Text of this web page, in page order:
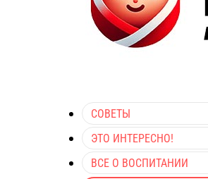
СОВЕТЫ
ЭТО ИНТЕРЕСНО!
ВСЕ О ВОСПИТАНИИ